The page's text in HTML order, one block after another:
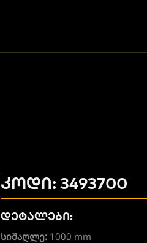
კოდი: 3493700
დეტალები:
სიმაღლე:1000 mm